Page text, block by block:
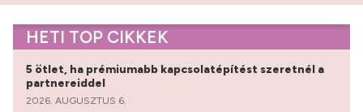
HETI TOP CIKKEK
5 ötlet, ha prémiumabb kapcsolatépítést szeretnél a
partnereiddel
2026. AUGUSZTUS 6.